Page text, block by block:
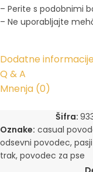
– Perite s podobnimi
– Ne uporabljajte
Dodatne informacije
Q & A
Mnenja (0)
Šifra:
Oznake: casual
odsevni povodec,
trak, povodec za pse